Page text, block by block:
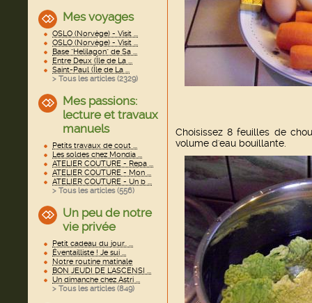
Mes voyages
OSLO (Norvège) - Visit ...
OSLO (Norvège) - Visit ...
Base "Helilagon" de Sa ...
Entre Deux (Île de La ...
Saint-Paul (Île de La ...
> Tous les articles (2329)
Mes passions:
lecture et travaux
manuels
Petits travaux de cout ...
Les soldes chez Mondia ...
ATELIER COUTURE - Repa ...
ATELIER COUTURE - Mon ...
ATELIER COUTURE - Un b ...
> Tous les articles (556)
Un peu de notre
vie privée
Petit cadeau du jour.. ...
Éventailliste ! Je sui ...
Notre routine matinale
BON JEUDI DE L'ASCENSI ...
Un dimanche chez Astri ...
> Tous les articles (849)
Choisissez 8 feuilles de
volume d'eau bouillante.